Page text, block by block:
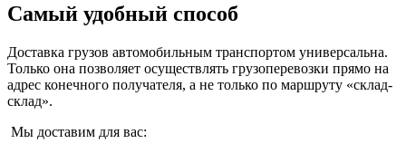
Самый удобный способ
Доставка грузов автомобильным транспортом универсальна.
Только она позволяет осуществлять грузоперевозки прямо на
адрес конечного получателя, а не только по маршруту «склад-
склад».
Мы доставим для вас: